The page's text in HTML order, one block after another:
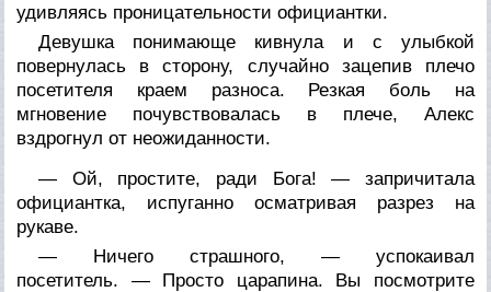
удивляясь проницательности официантки.
Девушка понимающе кивнула и с улыбкой
повернулась в сторону, случайно зацепив плечо
посетителя краем разноса. Резкая боль на
мгновение почувствовалась в плече, Алекс
вздрогнул от неожиданности.
— Ой, простите, ради Бога! — запричитала
официантка, испуганно осматривая разрез на
рукаве.
— Ничего страшного, — успокаивал
посетитель. — Просто царапина. Вы посмотрите